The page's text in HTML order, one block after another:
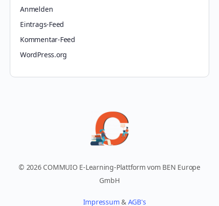
Anmelden
Eintrags-Feed
Kommentar-Feed
WordPress.org
© 2026 COMMUIO E-Learning-Plattform vom BEN Europe
GmbH
Impressum & AGB's